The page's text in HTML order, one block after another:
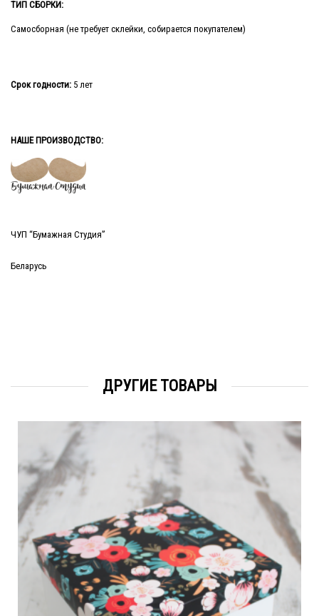
ТИП СБОРКИ:
Самосборная (не требует склейки, собирается покупателем)
Срок годности: 5 лет
НАШЕ ПРОИЗВОДСТВО:
ЧУП “Бумажная Студия”
Беларусь
ДРУГИЕ ТОВАРЫ